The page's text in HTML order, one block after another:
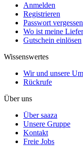
Anmelden
Registrieren
Passwort
Wo ist meine
Gutschein einlösen
Wissenswertes
Wir und unsere
Rückrufe
Über uns
Über saaza
Unsere Gruppe
Kontakt
Freie Jobs